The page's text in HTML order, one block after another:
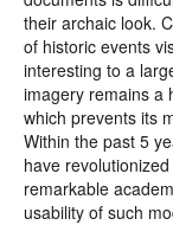
their archaic look.
of historic events
interesting to a
imagery remains a
which prevents its
Within the past 5
have
remarkable
usability of such